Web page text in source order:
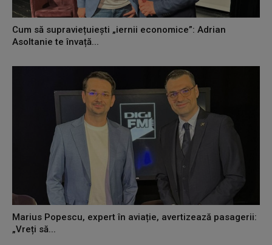
Cum să supraviețuiești „iernii economice”: Adrian
Asoltanie te învață...
Marius Popescu, expert în aviație, avertizează pasagerii:
„Vreți să...